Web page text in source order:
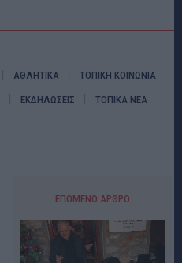
ΑΘΛΗΤΙΚΑ ΤΟΠΙΚΗ ΚΟΙΝΩΝΙΑ
ΕΚΔΗΛΩΣΕΙΣ ΤΟΠΙΚΑ ΝΕΑ
ΕΠΌΜΕΝΟ ΆΡΘΡΟ